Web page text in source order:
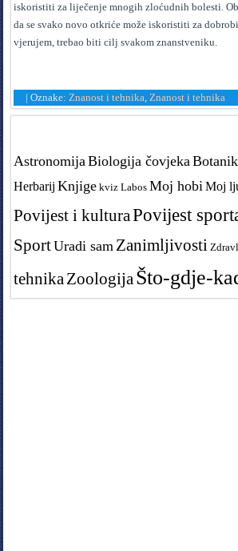
iskoristiti za liječenje mnogih zloćudnih bolesti.
da se svako novo otkriće može iskoristiti za
vjerujem, trebao biti cilj svakom znanstveniku.
|Oznake:Znanost i tehnika,Znanost i tehnika
AstronomijaBiologija čovjeka
Herbarij Knjige kviz Labos Moj hobi Moj
Povijest i kulturaPovijest
SportUradi sam Zanimljivosti
tehnika Zoologija Što-gdje-